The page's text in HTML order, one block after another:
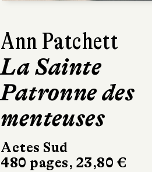
Ann Patchett
La Sainte
Patronne des
menteuses
Actes Sud
480 pages, 23,80 €
Kathryn
Le
Club
Robert